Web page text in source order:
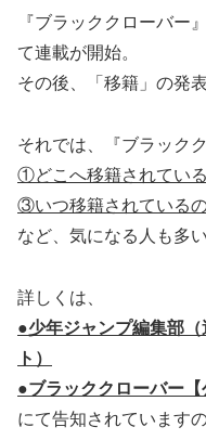
『ブラッククローバー
て連載が開始。
その後、「移籍」の発
それでは、『ブラック
①どこへ移籍されてい
③いつ移籍されている
など、気になる人も多
詳しくは、
●少年ジャンプ編集部
ト）
●ブラッククローバー【
にて告知されています